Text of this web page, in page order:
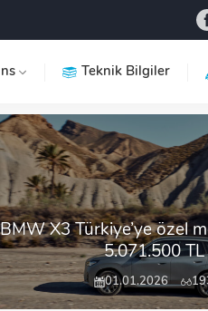
Teknik Bilgiler
BMW X3 Türkiye’ye özel
5.071.500 TL
01.01.2026